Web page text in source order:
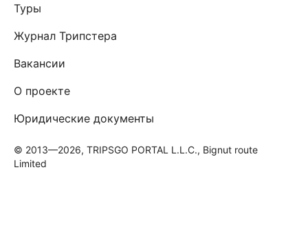
Туры
Журнал Трипстера
Вакансии
О проекте
Юридические документы
© 2013—2026, TRIPSGO PORTAL L.L.C., Bignut route
Limited